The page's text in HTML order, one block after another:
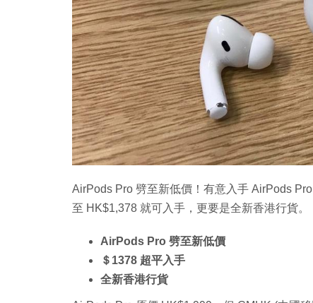
AirPods Pro 劈至新低價！有意入手 AirPods
至 HK$1,378 就可入手，更要是全新香港行貨。
AirPods Pro 劈至新低價
＄1378 超平入手
全新香港行貨